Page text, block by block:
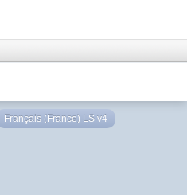
Français (France) LS v4